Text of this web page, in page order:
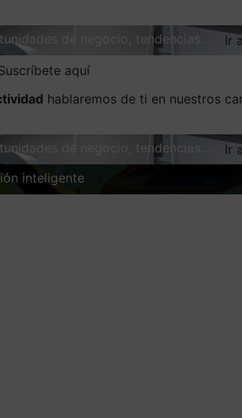
de negocio, tendencias…
Ir
aquí
hablaremos de ti en nuestros
de negocio, tendencias…
Ir
inteligente